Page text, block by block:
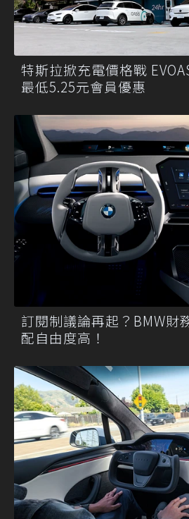
特斯拉掀充電價格戰
最低5.25元會員優惠
訂閱制議論再起？BMW財
配自由度高！